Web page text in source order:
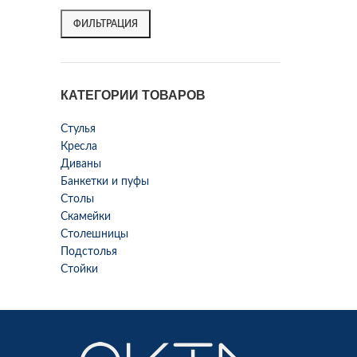
ФИЛЬТРАЦИЯ
КАТЕГОРИИ ТОВАРОВ
Стулья
Кресла
Диваны
Банкетки и пуфы
Столы
Скамейки
Столешницы
Подстолья
Стойки